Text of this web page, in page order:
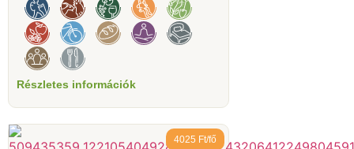
Részletes információk
4025 Ft/fő